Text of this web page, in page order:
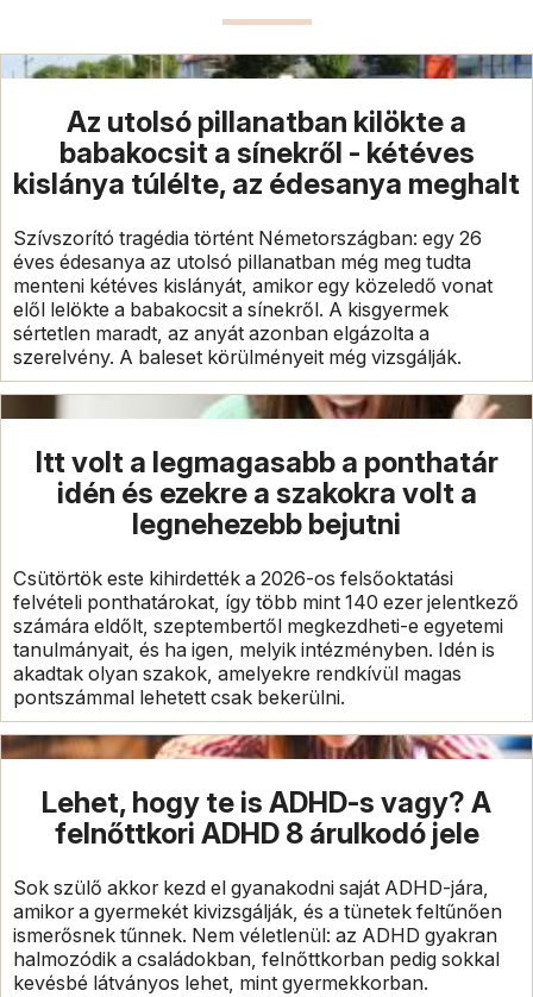
Az utolsó pillanatban kilökte a
babakocsit a sínekről - kétéves
kislánya túlélte, az édesanya meghalt
Szívszorító tragédia történt Németországban: egy 26
éves édesanya az utolsó pillanatban még meg tudta
menteni kétéves kislányát, amikor egy közeledő vonat
elől lelökte a babakocsit a sínekről. A kisgyermek
sértetlen maradt, az anyát azonban elgázolta a
szerelvény. A baleset körülményeit még vizsgálják.
Itt volt a legmagasabb a ponthatár
idén és ezekre a szakokra volt a
legnehezebb bejutni
Csütörtök este kihirdették a 2026-os felsőoktatási
felvételi ponthatárokat, így több mint 140 ezer jelentkező
számára eldőlt, szeptembertől megkezdheti-e egyetemi
tanulmányait, és ha igen, melyik intézményben. Idén is
akadtak olyan szakok, amelyekre rendkívül magas
pontszámmal lehetett csak bekerülni.
Lehet, hogy te is ADHD-s vagy? A
felnőttkori ADHD 8 árulkodó jele
Sok szülő akkor kezd el gyanakodni saját ADHD-jára,
amikor a gyermekét kivizsgálják, és a tünetek feltűnően
ismerősnek tűnnek. Nem véletlenül: az ADHD gyakran
halmozódik a családokban, felnőttkorban pedig sokkal
kevésbé látványos lehet, mint gyermekkorban.